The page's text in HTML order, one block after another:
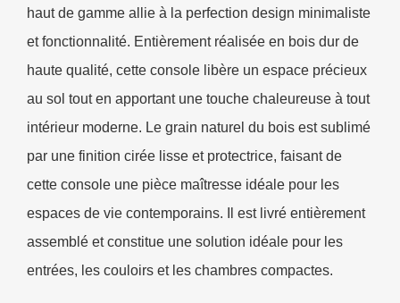
haut de gamme allie à la perfection design minimaliste
et fonctionnalité. Entièrement réalisée en bois dur de
haute qualité, cette console libère un espace précieux
au sol tout en apportant une touche chaleureuse à tout
intérieur moderne. Le grain naturel du bois est sublimé
par une finition cirée lisse et protectrice, faisant de
cette console une pièce maîtresse idéale pour les
espaces de vie contemporains. Il est livré entièrement
assemblé et constitue une solution idéale pour les
entrées, les couloirs et les chambres compactes.